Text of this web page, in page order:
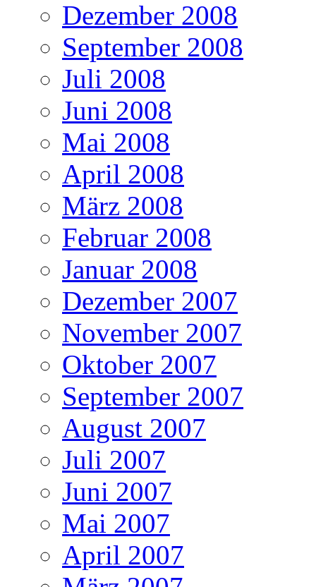
Dezember 2008
September 2008
Juli 2008
Juni 2008
Mai 2008
April 2008
März 2008
Februar 2008
Januar 2008
Dezember 2007
November 2007
Oktober 2007
September 2007
August 2007
Juli 2007
Juni 2007
Mai 2007
April 2007